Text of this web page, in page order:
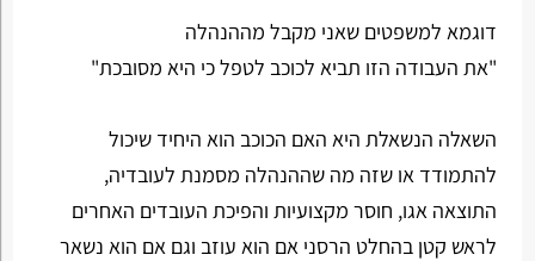
דוגמא למשפטים שאני מקבל מההנהלה
"את העבודה הזו תביא לכוכב לטפל כי היא מסובכת"
השאלה הנשאלת היא האם הכוכב הוא היחיד שיכול
להתמודד או שזה מה שההנהלה מסמנת לעובדיה,
התוצאה אגו, חוסר מקצועיות והפיכת העובדים האחרים
לראש קטן בהחלט הרסני אם הוא עוזב וגם אם הוא נשאר